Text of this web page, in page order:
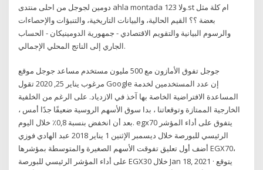
دومين لجوجل من احلى منتدى ahla montada ولا 123.st ام كلة مثل
بعضة ؟؟ القيم الحالية، والبيانات التاريخية، والتنبؤات والإحصاءات
والرسوم البيانية والتقويم الاقتصادي - جمهورية الدومينيكان - الحساب
الجاري إلى الناتج المحلي الإجمالي.
جوجل تفوق الأمازون مع 500 مليون مستخدم مساعد جوجل موقع
مرغوب يناير 25, 2020 تقول Google إن عدد المستخدمين لخدمة
المساعدة الافتراضية الخاصة بها آخذ في الازدياد. على الرغم من الخلفية
الخارجية الممتازة وتوقعاتنا ، بدا سوق الأسهم الروسية ضعيفًا جدًا أمس ،
بعد أن انخفض بنسبة 0,8٪ خلال اليوم. egx70 يتفوق على أداء المؤشر
الرئيسي للبورصة خلال ديسمبر الإثنين 1 يناير 2018 عبد الهادي فوزي
أضف أول تعليق تفوقت الأسهم الصغيرة والمتوسطة بمؤشرها EGX70،
على أداء المؤشر الرئيسي للبورصة EGX30 خلال Jan 18, 2021 · يتوقع